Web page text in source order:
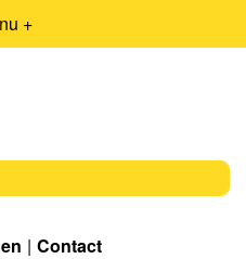
+
Contact